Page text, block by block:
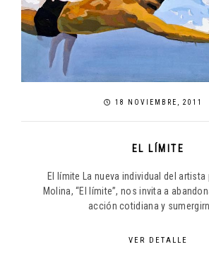
18 NOVIEMBRE, 2011
EL LÍMITE
El límite La nueva individual del
Molina, “El límite”, nos invita a
acción cotidiana y
VER DETALLE